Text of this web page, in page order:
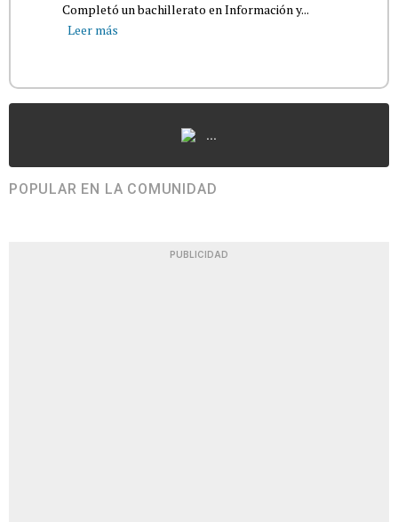
Completó un bachillerato en Información y...
Leer más
...
POPULAR EN LA COMUNIDAD
PUBLICIDAD